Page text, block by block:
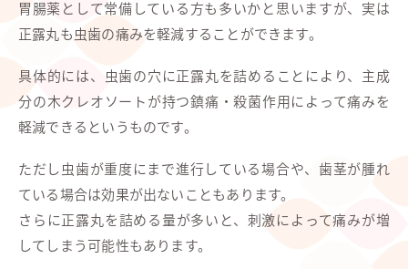
胃腸薬として常備している方も多いかと思いますが、実は
正露丸も虫歯の痛みを軽減することができます。
具体的には、虫歯の穴に正露丸を詰めることにより、主成
分の木クレオソートが持つ鎮痛・殺菌作用によって痛みを
軽減できるというものです。
ただし虫歯が重度にまで進行している場合や、歯茎が腫れ
ている場合は効果が出ないこともあります。
さらに正露丸を詰める量が多いと、刺激によって痛みが増
してしまう可能性もあります。